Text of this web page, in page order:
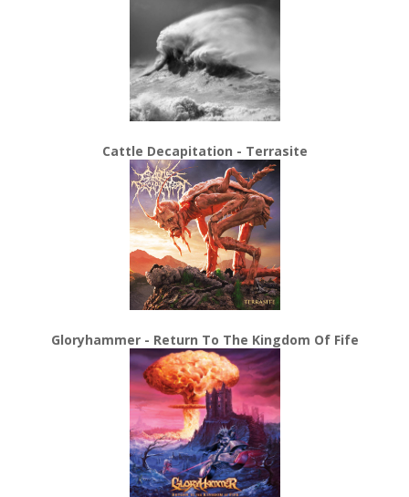
Cattle Decapitation - Terrasite
Gloryhammer - Return To The Kingdom Of Fife